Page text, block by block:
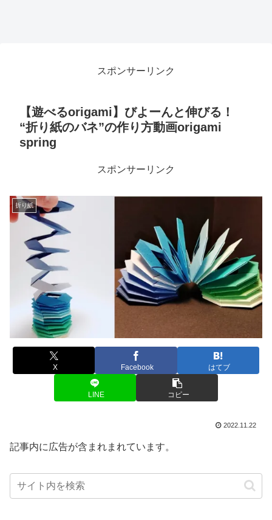
スポンサーリンク
【遊べるorigami】びよーんと伸びる！
“折り紙のバネ”の作り方動画origami
spring
スポンサーリンク
折り紙
X Facebook はてブ
LINE コピー
2022.11.22
記事内に広告が含まれまれています。